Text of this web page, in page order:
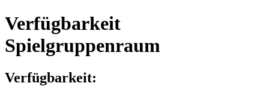
Verfügbarkeit
Spielgruppenraum
Verfügbarkeit: